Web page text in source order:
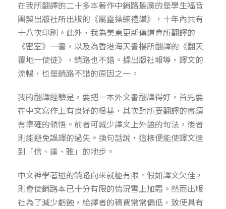
在我所翻譯的二十多本著作中銷路最廣的是學生福音
團契出版社所出版的《屬靈操練禮讚》，十年內共有
十八次印刷。此外，我為美東更新傳道會所翻譯的
《密室》一書，以及為香港海天書樓所翻譯的《翻天
覆地一使徒》，銷路也不錯。據出版社報導，譯文的
流暢，也是銷路不錯的原因之一。
我的翻譯經驗是，要把一本外文書翻譯得好，首先要
在中文寫作上有良好的根基，其次對所要翻譯的書須
有準確的領悟。前者可減少譯文上外語的句法，後者
則能避免誤譯的過失。換句話說，這樣便能使譯文達
到「信、達、雅」的地步。
中文神學著述的銷路向來就極有限。假如譯文欠佳，
則會使銷路本已十分有限的情況雪上加霜。然而出版
社為了減少虧蝕，給譯者的稿費常常偏低，致使具有